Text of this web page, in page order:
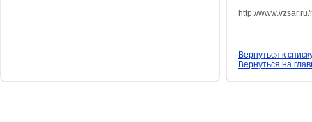
http://
Вернуться к
Вернуться на